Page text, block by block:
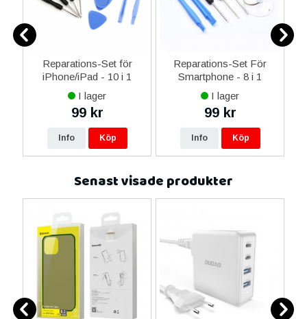
Reparations-Set för
iPhone/iPad - 10 i 1
I lager
99 kr
Info Köp
Reparations-Set För
Smartphone - 8 i 1
I lager
99 kr
Info Köp
Senast visade produkter